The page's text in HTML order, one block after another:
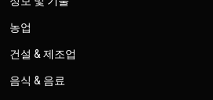
농업
건설 & 제조업
음식 & 음료